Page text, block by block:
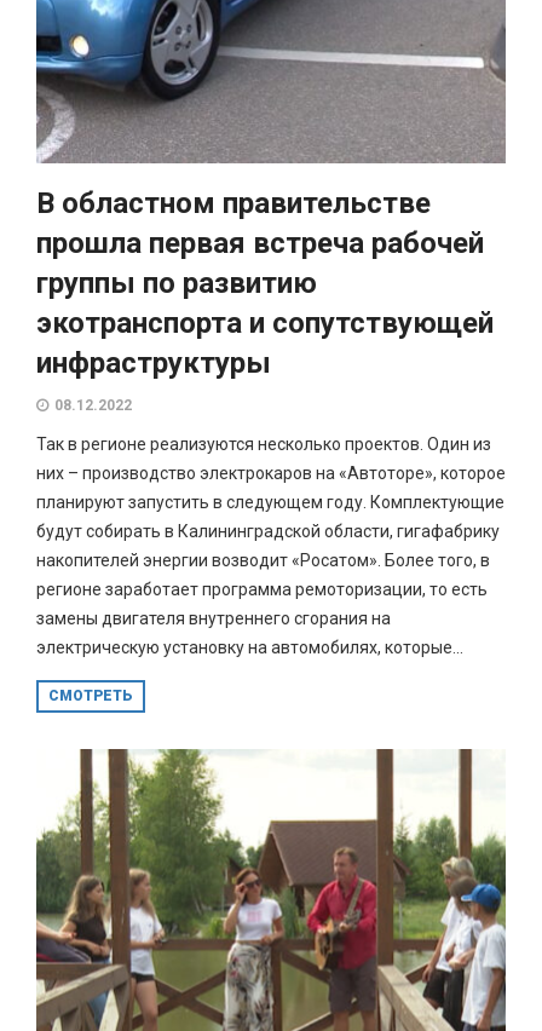
В областном правительстве
прошла первая встреча рабочей
группы по развитию
экотранспорта и сопутствующей
инфраструктуры
08.12.2022
Так в регионе реализуются несколько проектов. Один из
них – производство электрокаров на «Автоторе», которое
планируют запустить в следующем году. Комплектующие
будут собирать в Калининградской области, гигафабрику
накопителей энергии возводит «Росатом». Более того, в
регионе заработает программа ремоторизации, то есть
замены двигателя внутреннего сгорания на
электрическую установку на автомобилях, которые...
СМОТРЕТЬ